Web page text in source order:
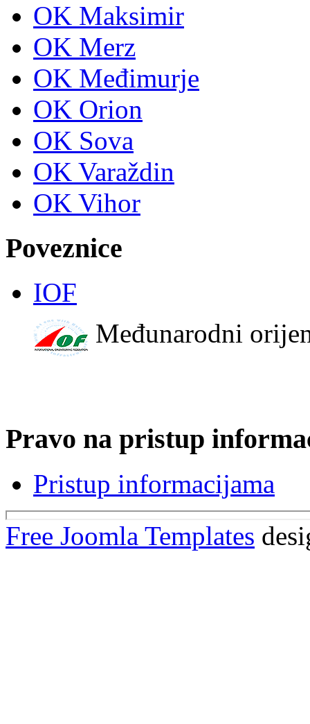
OK Maksimir
OK Merz
OK Međimurje
OK Orion
OK Sova
OK Varaždin
OK Vihor
Poveznice
IOF
Međunarodni
Pravo na pristup
Pristup informacijama
Free Joomla Templates